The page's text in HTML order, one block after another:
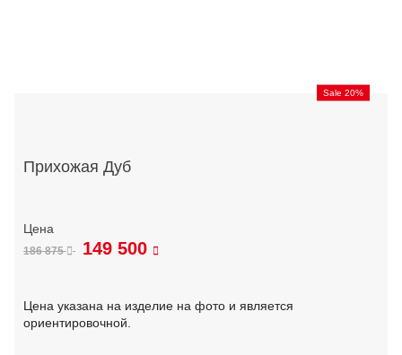
Sale 20%
Прихожая Дуб
186 875 149 500
Цена указана на изделие на фото и является
ориентировочной.